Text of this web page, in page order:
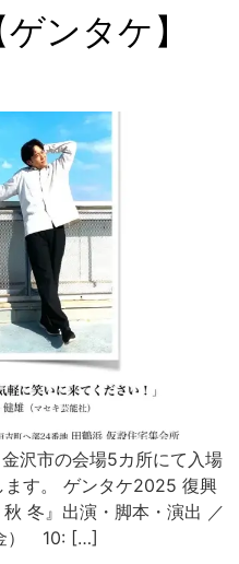
ンタケ】
沢市の会場5カ所にて入場
ます。 ゲンタケ2025 復興
冬』出演・脚本・演出 ／
） 10: […]